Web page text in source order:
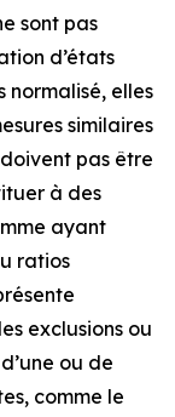
sont pas
d’états
normalisé, elles
similaires
pas être
à des
ayant
ratios
exclusions ou
ou de
comme le